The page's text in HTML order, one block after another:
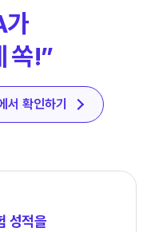
쏙!”
확인하기
성적을